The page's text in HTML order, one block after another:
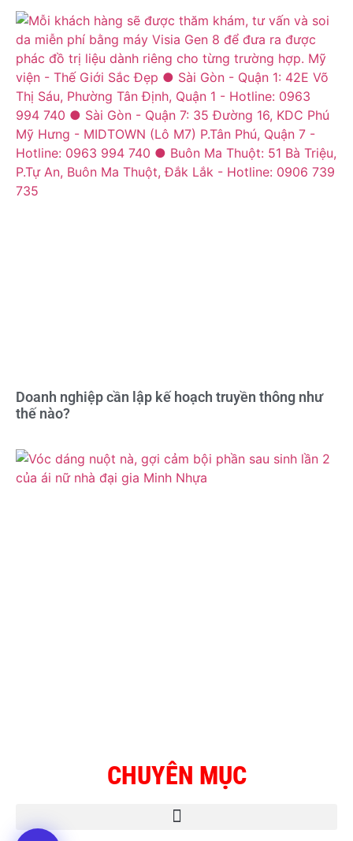
Doanh nghiệp cần lập kế hoạch truyền thông như
thế nào?
CHUYÊN MỤC